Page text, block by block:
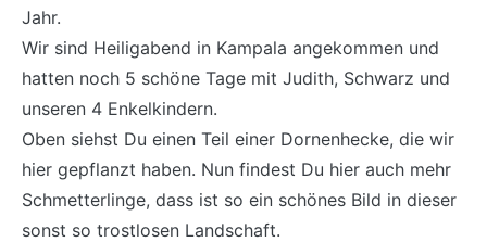
Jahr.
Wir sind Heiligabend in Kampala angekommen und
hatten noch 5 schöne Tage mit Judith, Schwarz und
unseren 4 Enkelkindern.
Oben siehst Du einen Teil einer Dornenhecke, die wir
hier gepflanzt haben. Nun findest Du hier auch mehr
Schmetterlinge, dass ist so ein schönes Bild in dieser
sonst so trostlosen Landschaft.